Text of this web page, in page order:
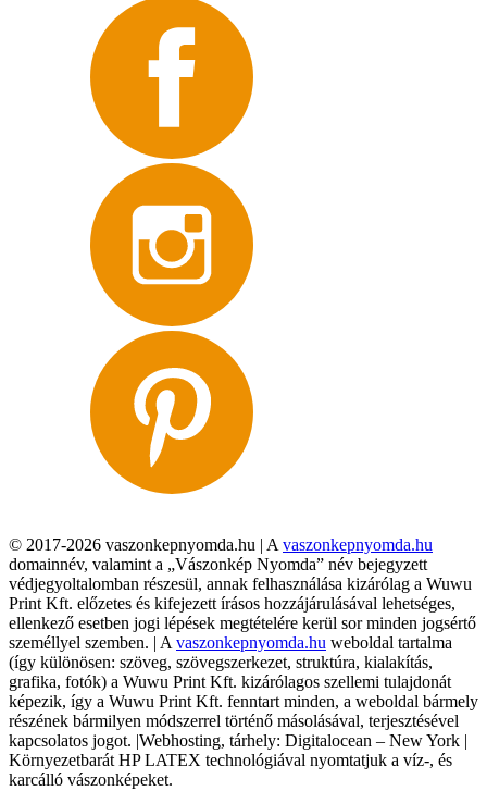
© 2017-2026 vaszonkepnyomda.hu | A vaszonkepnyomda.hu
domainnév, valamint a „Vászonkép Nyomda” név bejegyzett
védjegyoltalomban részesül, annak felhasználása kizárólag a Wuwu
Print Kft. előzetes és kifejezett írásos hozzájárulásával lehetséges,
ellenkező esetben jogi lépések megtételére kerül sor minden jogsértő
személlyel szemben. | A vaszonkepnyomda.hu weboldal tartalma
(így különösen: szöveg, szövegszerkezet, struktúra, kialakítás,
grafika, fotók) a Wuwu Print Kft. kizárólagos szellemi tulajdonát
képezik, így a Wuwu Print Kft. fenntart minden, a weboldal bármely
részének bármilyen módszerrel történő másolásával, terjesztésével
kapcsolatos jogot. |Webhosting, tárhely: Digitalocean – New York |
Környezetbarát HP LATEX technológiával nyomtatjuk a víz-, és
karcálló vászonképeket.